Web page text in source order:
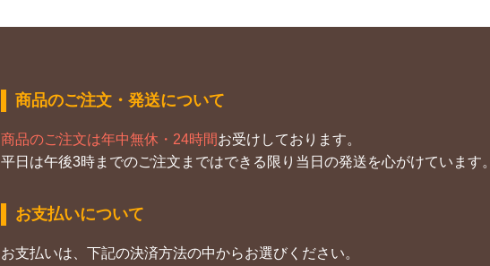
商品のご注文・発送について
商品のご注文は年中無休・24時間お受けしております。
平日は午後3時までのご注文まではできる限り当日の発送を心がけています。
お支払いについて
お支払いは、下記の決済方法の中からお選びください。